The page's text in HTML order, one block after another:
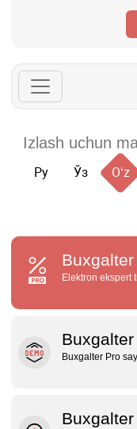
Ру Ўз Oʻz
Buxgalter
Elektron ekspert
Buxgalter
Buxgalter Pro